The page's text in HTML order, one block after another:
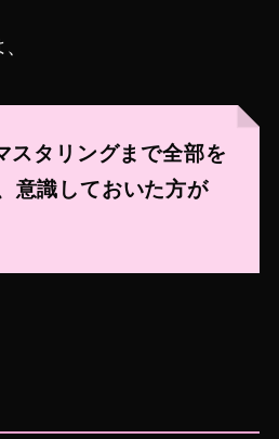
タリングまで全部を
意識しておいた方が